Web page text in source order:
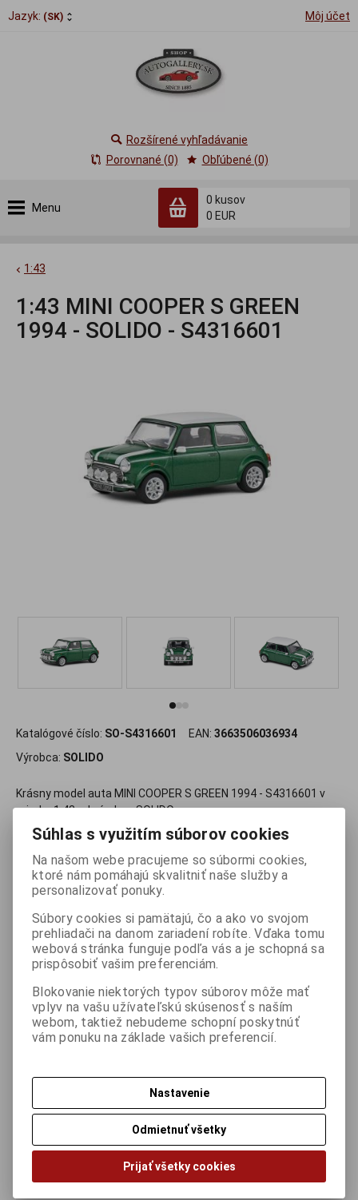
Jazyk: (SK) Môj účet
Menu
0 kusov
0 EUR
Rozšírené vyhľadávanie
Porovnané (0)
Obľúbené (0)
1:43
1:43 MINI COOPER S GREEN
1994 - SOLIDO - S4316601
Katalógové číslo: SO-S4316601 EAN: 3663506036934
Výrobca: SOLIDO
Krásny model auta MINI COOPER S GREEN 1994 - S4316601 v
mierke 1:43 od výrobcu SOLIDO.
29,95 EUR


Porovnať Pridať k oblúbeným Strážny pes
Tlač
Parametre
Otázka na výrobok
Súhlas s využitím súborov cookies
Na našom webe pracujeme so súbormi cookies,
ktoré nám pomáhajú skvalitniť naše služby a
personalizovať ponuky.
Súbory cookies si pamätajú, čo a ako vo svojom
prehliadači na danom zariadení robíte. Vďaka tomu
webová stránka funguje podľa vás a je schopná sa
prispôsobiť vašim preferenciám.
Blokovanie niektorých typov súborov môže mať
vplyv na vašu užívateľskú skúsenosť s naším
webom, taktiež nebudeme schopní poskytnúť
vám ponuku na základe vašich preferencií.
Nastavenie
Odmietnuť všetky
Prijať všetky cookies